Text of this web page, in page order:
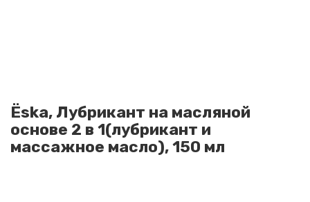
Ёska, Лубрикант на масляной
основе 2 в 1(лубрикант и
массажное масло), 150 мл